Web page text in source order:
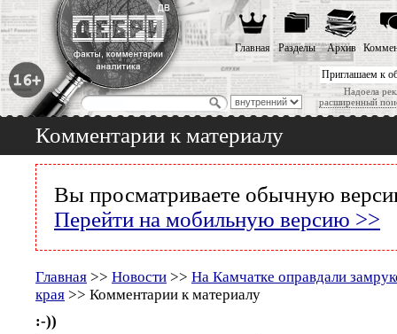
Приглашаем к
Надоела
расширенный
Главная Разделы Архив
Комментарии к материалу
Вы просматриваете обычную
Перейти на мобильную версию >>
Главная >> Новости >> На Камчатке оправдали
края >> Комментарии к материалу
:-))